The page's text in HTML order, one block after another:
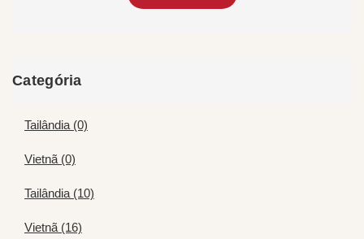
Categória
Tailândia (0)
Vietnã (0)
Tailândia (10)
Vietnã (16)